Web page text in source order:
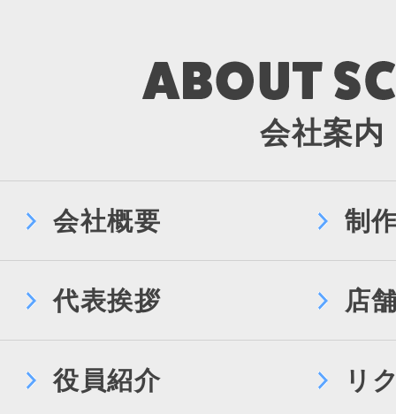
会社案内
会社概要 制
代表挨拶 店
役員紹介 リ